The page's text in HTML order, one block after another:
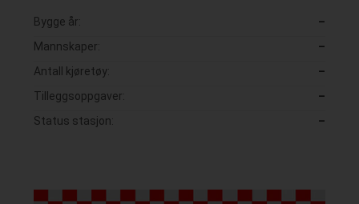
Bygge år:
–
Mannskaper:
–
Antall kjøretøy:
–
Tilleggsoppgaver:
–
Status stasjon:
–